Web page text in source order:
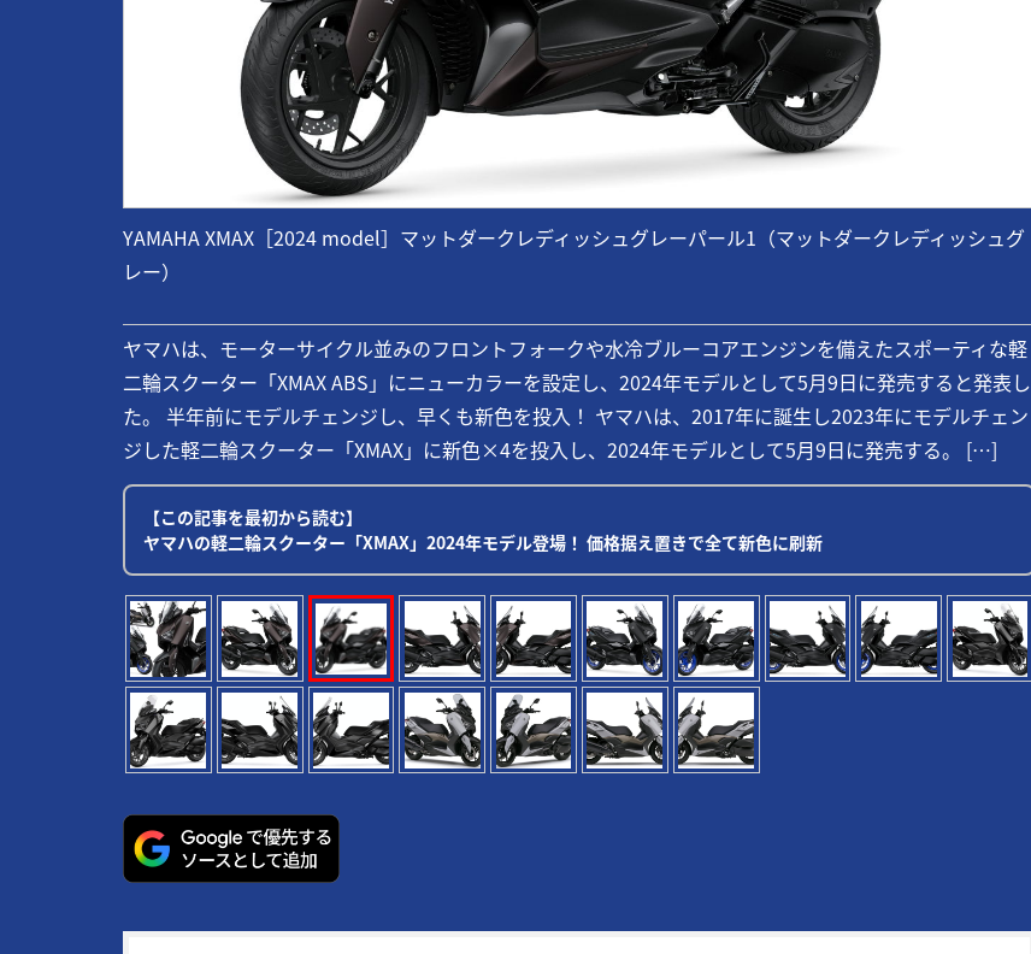
YAMAHA XMAX［2024 model］マットダークレディッシュグレーパール1（マットダークレディッシュグ
レー）
ヤマハは、モーターサイクル並みのフロントフォークや水冷ブルーコアエンジンを備えたスポーティな軽
二輪スクーター「XMAX ABS」にニューカラーを設定し、2024年モデルとして5月9日に発売すると発表し
た。 半年前にモデルチェンジし、早くも新色を投入！ ヤマハは、2017年に誕生し2023年にモデルチェン
ジした軽二輪スクーター「XMAX」に新色×4を投入し、2024年モデルとして5月9日に発売する。 […]
【この記事を最初から読む】
ヤマハの軽二輪スクーター「XMAX」2024年モデル登場！ 価格据え置きで全て新色に刷新